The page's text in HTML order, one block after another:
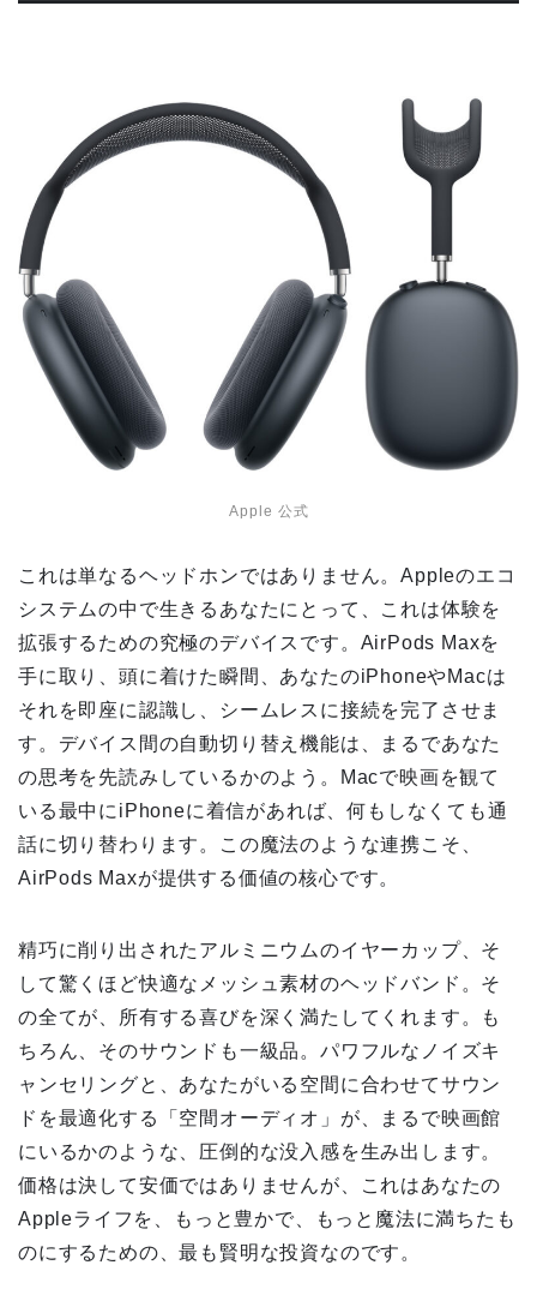
Apple 公式
これは単なるヘッドホンではありません。Appleのエコ
システムの中で生きるあなたにとって、これは体験を
拡張するための究極のデバイスです。AirPods Maxを
手に取り、頭に着けた瞬間、あなたのiPhoneやMacは
それを即座に認識し、シームレスに接続を完了させま
す。デバイス間の自動切り替え機能は、まるであなた
の思考を先読みしているかのよう。Macで映画を観て
いる最中にiPhoneに着信があれば、何もしなくても通
話に切り替わります。この魔法のような連携こそ、
AirPods Maxが提供する価値の核心です。
精巧に削り出されたアルミニウムのイヤーカップ、そ
して驚くほど快適なメッシュ素材のヘッドバンド。そ
の全てが、所有する喜びを深く満たしてくれます。も
ちろん、そのサウンドも一級品。パワフルなノイズキ
ャンセリングと、あなたがいる空間に合わせてサウン
ドを最適化する「空間オーディオ」が、まるで映画館
にいるかのような、圧倒的な没入感を生み出します。
価格は決して安価ではありませんが、これはあなたの
Appleライフを、もっと豊かで、もっと魔法に満ちたも
のにするための、最も賢明な投資なのです。